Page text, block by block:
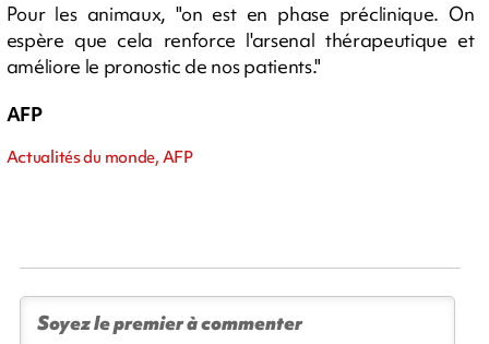
Pour les animaux, "on est en phase préclinique. On
espère que cela renforce l'arsenal thérapeutique et
améliore le pronostic de nos patients."
AFP
Actualités du monde, AFP